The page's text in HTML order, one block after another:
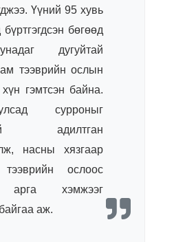
Үүний 95 хувь
бөгөөд
дугуйтай
тээврийн ослын
гэмтсэн байна.
сурроныг
адилтган
насны хязгаар
ослоос
арга хэмжээг
аж.